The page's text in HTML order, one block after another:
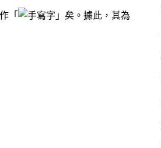
「
」矣。據此，其為